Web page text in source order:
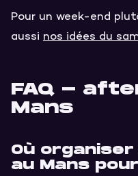
Pour un week-end
aussi nos idées du
FAQ -
Mans
Où
au Mans